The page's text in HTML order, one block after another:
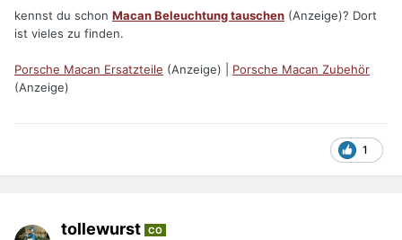
kennst du schon Macan Beleuchtung tauschen (Anzeige)? Dort
ist vieles zu finden.
Porsche Macan Ersatzteile (Anzeige) | Porsche Macan Zubehör
(Anzeige)
1
tollewurst CO